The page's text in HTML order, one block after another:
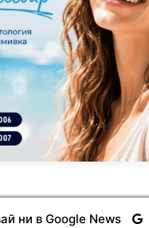
ни в Google News